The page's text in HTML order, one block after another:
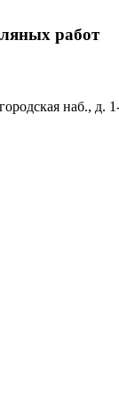
работ
наб., д.